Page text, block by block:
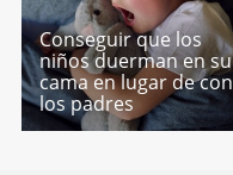
Conseguir que los
niños duerman en su
cama en lugar de con
los padres